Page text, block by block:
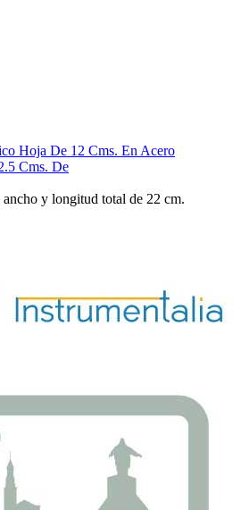
Hoja De 12 Cms. En Acero
Cms. De
y longitud total de 22 cm.